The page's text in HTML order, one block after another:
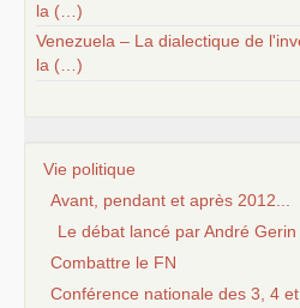
la (…)
Venezuela – La dialectique de
la (…)
Vie politique
Avant, pendant et après 2012...
Le débat lancé par André Gerin
Combattre le FN
Conférence nationale des 3, 4